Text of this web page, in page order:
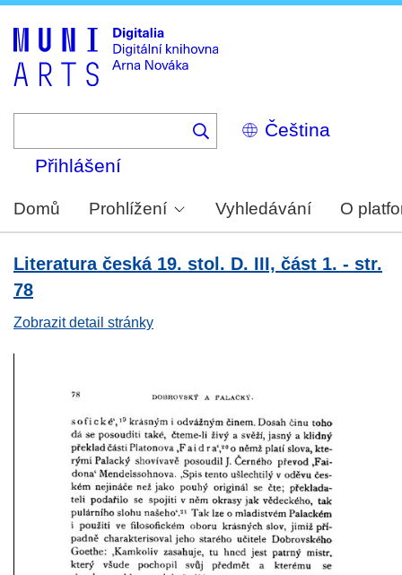
Select
your
Přihlášení
Domů Prohlížení Vyhledávání O
Literatura česká 19. stol. D. III, část 1. - str.
78
Zobrazit detail stránky